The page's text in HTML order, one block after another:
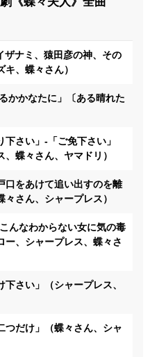
ザナミ、猿田彦の神、その
、蝶々さん）
かかなたに」〔ある晴れた
下さい」-「ご免下さい」
、蝶々さん、ヤマドリ）
口をあけて追い出すのを離
さん、シャープレス）
んなわからない女に気の毒
ー、シャープレス、蝶々さ
下さい」（シャープレス、
つだけ」（蝶々さん、シャ